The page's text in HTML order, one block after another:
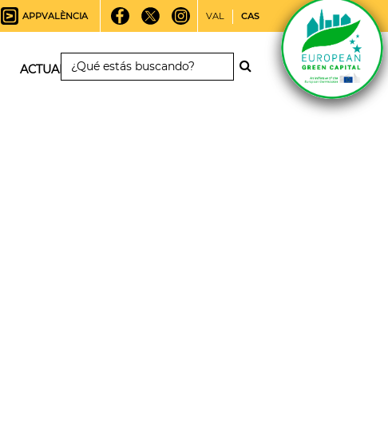
APPVALÈNCIA VAL CAS
ACTUALIDAD